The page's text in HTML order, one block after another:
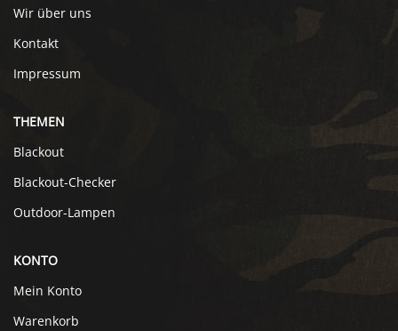
Wir über uns
Kontakt
Impressum
THEMEN
Blackout
Blackout-Checker
Outdoor-Lampen
KONTO
Mein Konto
Warenkorb